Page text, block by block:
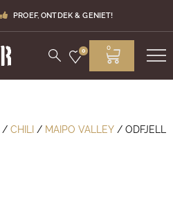
PROEF, ONTDEK & GENIET!
0 0
/ CHILI / MAIPO VALLEY / ODFJELL